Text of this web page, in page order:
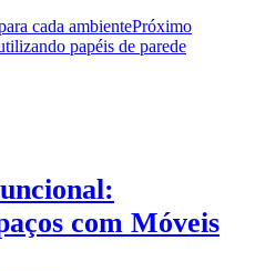
cada ambientePróximo
papéis de parede
com Móveis